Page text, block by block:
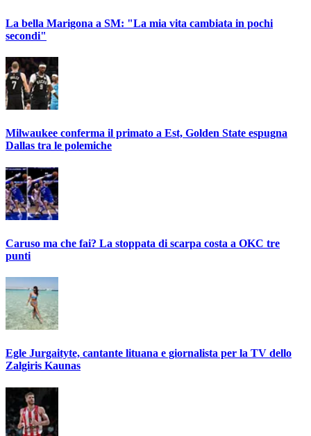
La bella Marigona a SM: "La mia vita cambiata in pochi
secondi"
Milwaukee conferma il primato a Est, Golden State espugna
Dallas tra le polemiche
Caruso ma che fai? La stoppata di scarpa costa a OKC tre
punti
Egle Jurgaityte, cantante lituana e giornalista per la TV dello
Zalgiris Kaunas